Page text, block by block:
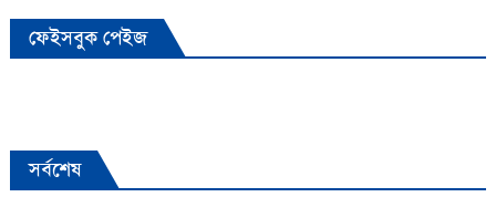
ফেইসবুক পেইজ
সর্বশেষ